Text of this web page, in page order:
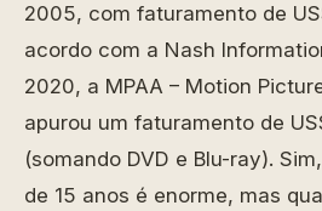
2005, com faturamento de
acordo com a Nash
2020, a MPAA – Motion
apurou um faturamento de
(somando DVD e Blu-ray).
de 15 anos é enorme, mas